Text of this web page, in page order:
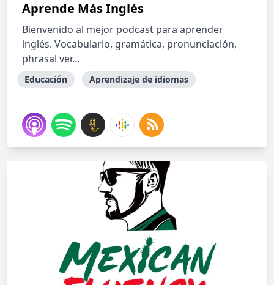
Aprende Más Inglés
Bienvenido al mejor podcast para aprender
inglés. Vocabulario, gramática, pronunciación,
phrasal ver...
Educación Aprendizaje de idiomas